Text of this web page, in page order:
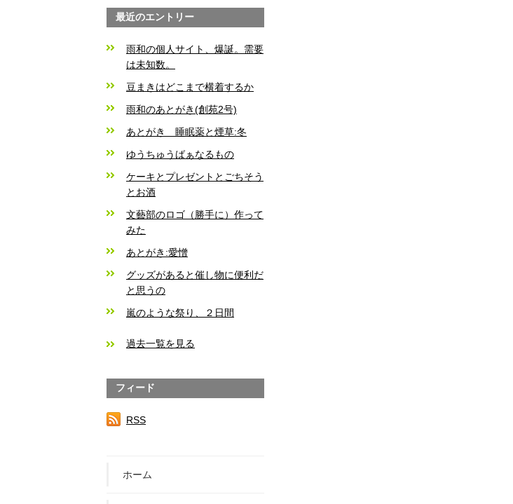
最近のエントリー
雨和の個人サイト、爆誕。需要
は未知数。
豆まきはどこまで横着するか
雨和のあとがき(創苑2号)
あとがき 睡眠薬と煙草:冬
ゆうちゅうばぁなるもの
ケーキとプレゼントとごちそう
とお酒
文藝部のロゴ（勝手に）作って
みた
あとがき:愛憎
グッズがあると催し物に便利だ
と思うの
嵐のような祭り、２日間
過去一覧を見る
フィード
RSS
ホーム